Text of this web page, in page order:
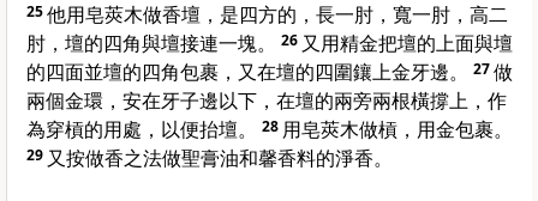
25他用皂莢木做香壇，是四方的，長一肘，寬一肘，高二
肘，壇的四角與壇接連一塊。
26 又用精金把壇的上面與壇
的四面並壇的四角包裹，又在壇的四圍鑲上金牙邊。
27做
兩個金環，安在牙子邊以下，在壇的兩旁兩根橫撐上，作
為穿槓的用處，以便抬壇。
28 用皂莢木做槓，用金包裹。
29 又按做香之法做聖膏油和馨香料的淨香。